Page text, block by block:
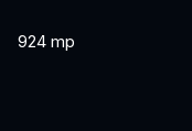
924 mp